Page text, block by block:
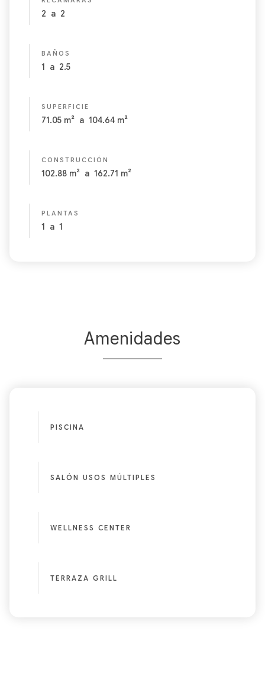
2 a 2
BAÑOS
1 a 2.5
SUPERFICIE
71.05 m² a 104.64 m²
CONSTRUCCIÓN
102.88 m² a 162.71 m²
PLANTAS
1 a 1
Amenidades
PISCINA
SALÓN USOS MÚLTIPLES
WELLNESS CENTER
TERRAZA GRILL